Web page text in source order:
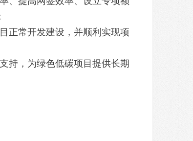
正常开发建设，并顺利实现项
持，为绿色低碳项目提供长期